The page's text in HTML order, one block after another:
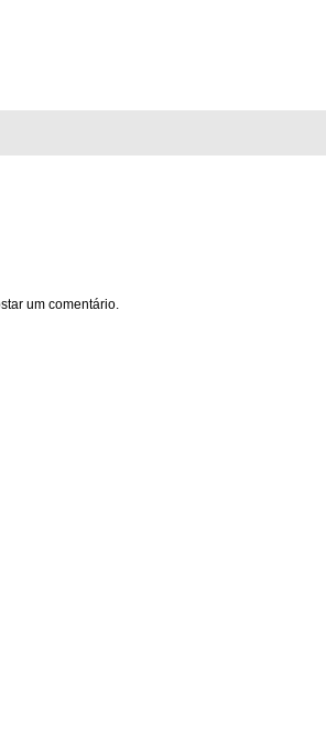
um comentário.